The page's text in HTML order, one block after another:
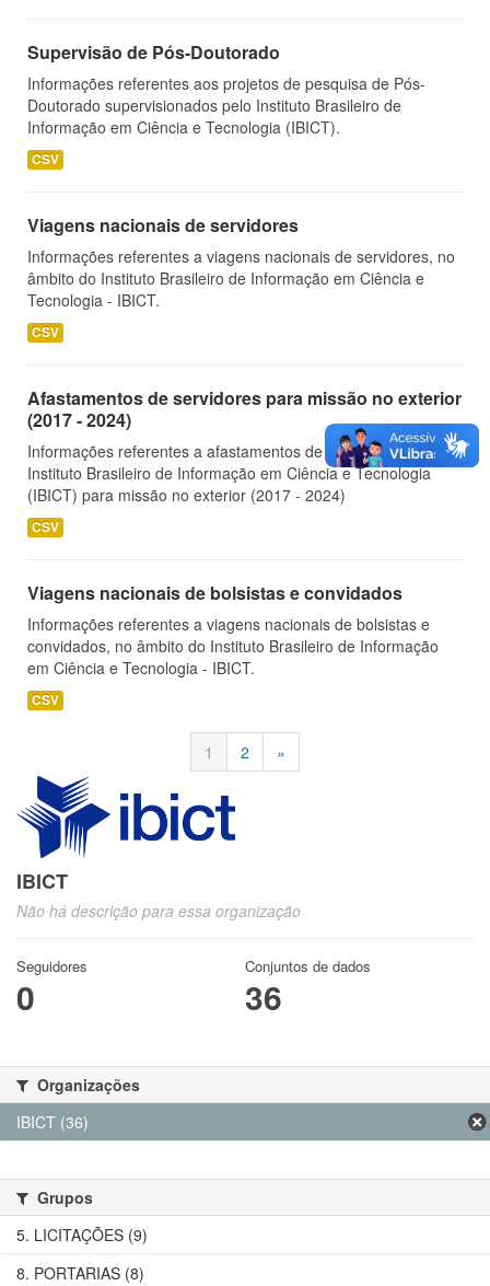
Supervisão de Pós-Doutorado
Informações referentes aos projetos de pesquisa de Pós-
Doutorado supervisionados pelo Instituto Brasileiro de
Informação em Ciência e Tecnologia (IBICT).
CSV
Viagens nacionais de servidores
Informações referentes a viagens nacionais de servidores, no
âmbito do Instituto Brasileiro de Informação em Ciência e
Tecnologia - IBICT.
CSV
Afastamentos de servidores para missão no exterior
(2017 - 2024)
Informações referentes a afastamentos de servidores do
Instituto Brasileiro de Informação em Ciência e Tecnologia
(IBICT) para missão no exterior (2017 - 2024)
CSV
Viagens nacionais de bolsistas e convidados
Informações referentes a viagens nacionais de bolsistas e
convidados, no âmbito do Instituto Brasileiro de Informação
em Ciência e Tecnologia - IBICT.
CSV
1 2 »
IBICT
Não há descrição para essa organização
Seguidores
0
Conjuntos de dados
36
Organizações
IBICT (36)
Grupos
5. LICITAÇÕES (9)
8. PORTARIAS (8)